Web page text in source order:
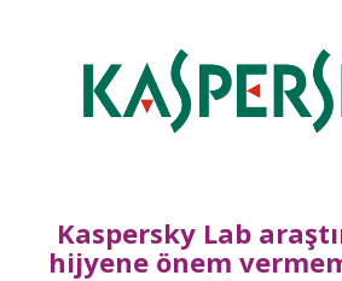
Kaspersky Lab
hijyene önem